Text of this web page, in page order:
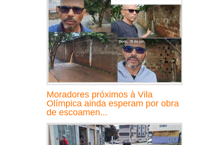
Moradores próximos à Vila
Olímpica ainda esperam por obra
de escoamen...